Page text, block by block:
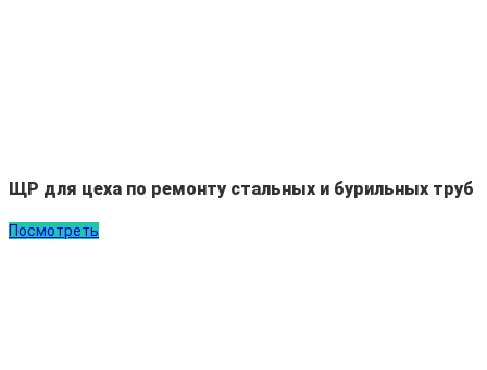
ЩР для цеха по ремонту стальных и бурильных труб
Посмотреть